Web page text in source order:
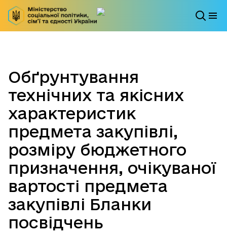
Обґрунтування
технічних та якісних
характеристик
предмета закупівлі,
розміру бюджетного
призначення, очікуваної
вартості предмета
закупівлі Бланки
посвідчень